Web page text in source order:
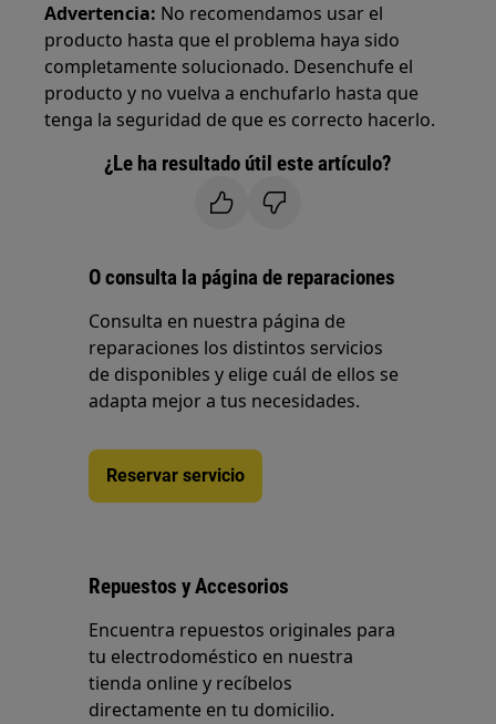
Advertencia: No recomendamos usar el
producto hasta que el problema haya sido
completamente solucionado. Desenchufe el
producto y no vuelva a enchufarlo hasta que
tenga la seguridad de que es correcto hacerlo.
¿Le ha resultado útil este artículo?
O consulta la página de reparaciones
Consulta en nuestra página de
reparaciones los distintos servicios
de disponibles y elige cuál de ellos se
adapta mejor a tus necesidades.
Reservar servicio
Repuestos y Accesorios
Encuentra repuestos originales para
tu electrodoméstico en nuestra
tienda online y recíbelos
directamente en tu domicilio.